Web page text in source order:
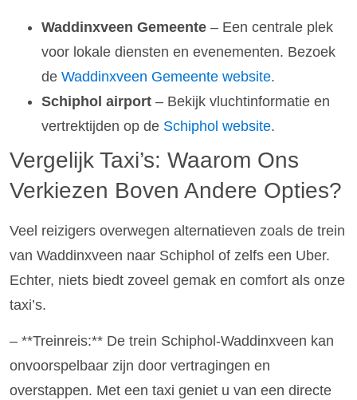
Waddinxveen Gemeente – Een centrale plek
voor lokale diensten en evenementen. Bezoek
de Waddinxveen Gemeente website.
Schiphol airport – Bekijk vluchtinformatie en
vertrektijden op de Schiphol website.
Vergelijk Taxi’s: Waarom Ons
Verkiezen Boven Andere Opties?
Veel reizigers overwegen alternatieven zoals de trein
van Waddinxveen naar Schiphol of zelfs een Uber.
Echter, niets biedt zoveel gemak en comfort als onze
taxi’s.
– **Treinreis:** De trein Schiphol-Waddinxveen kan
onvoorspelbaar zijn door vertragingen en
overstappen. Met een taxi geniet u van een directe